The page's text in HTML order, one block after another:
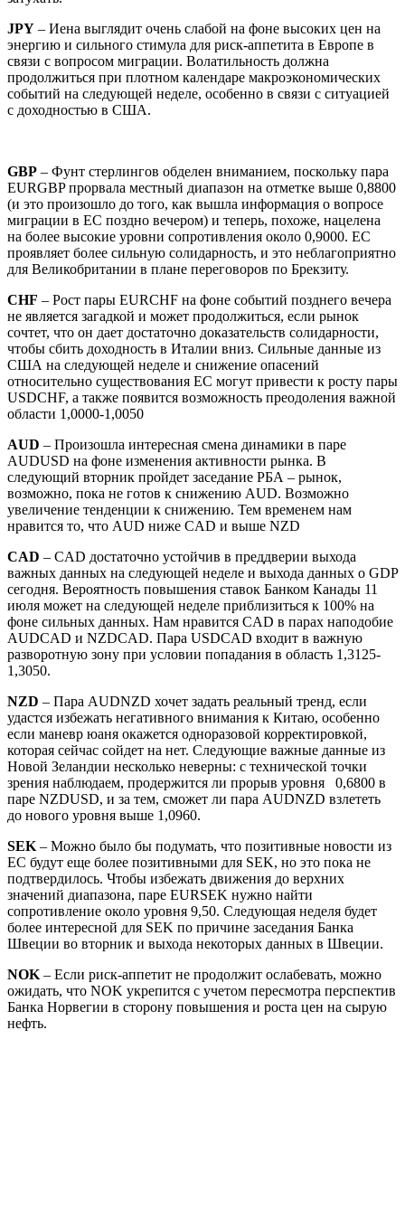
JPY – Иена выглядит очень слабой на фоне высоких цен на
энергию и сильного стимула для риск-аппетита в Европе в
связи с вопросом миграции. Волатильность должна
продолжиться при плотном календаре макроэкономических
событий на следующей неделе, особенно в связи с ситуацией
с доходностью в США.
GBP – Фунт стерлингов обделен вниманием, поскольку пара
EURGBP прорвала местный диапазон на отметке выше 0,8800
(и это произошло до того, как вышла информация о вопросе
миграции в ЕС поздно вечером) и теперь, похоже, нацелена
на более высокие уровни сопротивления около 0,9000. ЕС
проявляет более сильную солидарность, и это неблагоприятно
для Великобритании в плане переговоров по Брекзиту.
CHF – Рост пары EURCHF на фоне событий позднего вечера
не является загадкой и может продолжиться, если рынок
сочтет, что он дает достаточно доказательств солидарности,
чтобы сбить доходность в Италии вниз. Сильные данные из
США на следующей неделе и снижение опасений
относительно существования ЕС могут привести к росту пары
USDCHF, а также появится возможность преодоления важной
области 1,0000-1,0050
AUD – Произошла интересная смена динамики в паре
AUDUSD на фоне изменения активности рынка. В
следующий вторник пройдет заседание РБА – рынок,
возможно, пока не готов к снижению AUD. Возможно
увеличение тенденции к снижению. Тем временем нам
нравится то, что AUD ниже CAD и выше NZD
CAD – CAD достаточно устойчив в преддверии выхода
важных данных на следующей неделе и выхода данных о GDP
сегодня. Вероятность повышения ставок Банком Канады 11
июля может на следующей неделе приблизиться к 100% на
фоне сильных данных. Нам нравится CAD в парах наподобие
AUDCAD и NZDCAD. Пара USDCAD входит в важную
разворотную зону при условии попадания в область 1,3125-
1,3050.
NZD – Пара AUDNZD хочет задать реальный тренд, если
удастся избежать негативного внимания к Китаю, особенно
если маневр юаня окажется одноразовой корректировкой,
которая сейчас сойдет на нет. Следующие важные данные из
Новой Зеландии несколько неверны: с технической точки
зрения наблюдаем, продержится ли прорыв уровня 0,6800 в
паре NZDUSD, и за тем, сможет ли пара AUDNZD взлететь
до нового уровня выше 1,0960.
SEK – Можно было бы подумать, что позитивные новости из
ЕС будут еще более позитивными для SEK, но это пока не
подтвердилось. Чтобы избежать движения до верхних
значений диапазона, паре EURSEK нужно найти
сопротивление около уровня 9,50. Следующая неделя будет
более интересной для SEK по причине заседания Банка
Швеции во вторник и выхода некоторых данных в Швеции.
NOK – Если риск-аппетит не продолжит ослабевать, можно
ожидать, что NOK укрепится с учетом пересмотра перспектив
Банка Норвегии в сторону повышения и роста цен на сырую
нефть.